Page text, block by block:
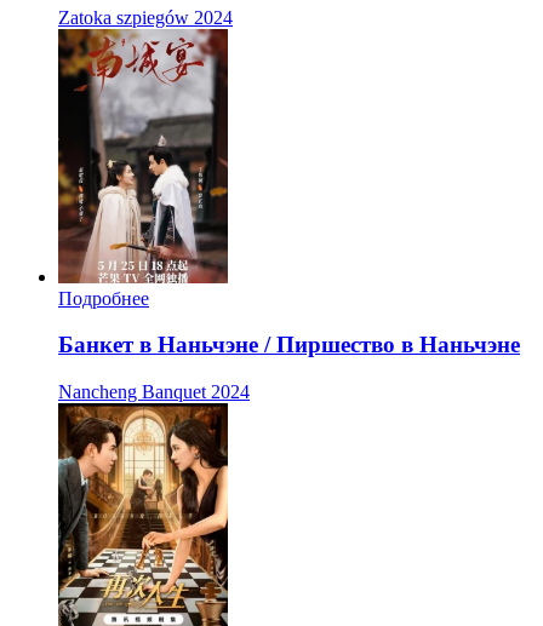
Zatoka szpiegów 2024
Подробнее
Банкет в Наньчэне / Пиршество в Наньчэне
Nancheng Banquet 2024